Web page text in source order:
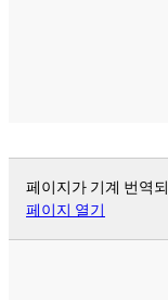
페이지가 기계 번역
페이지 열기